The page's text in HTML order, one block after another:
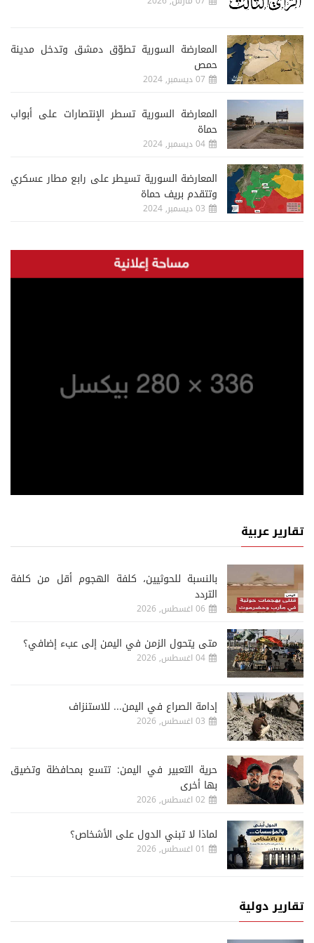
المعارضة السورية تطوّق دمشق وتدخل مدينة
حمص
07 ديسمبر, 2024
المعارضة السورية تسطر الإنتصارات على أبواب
حماة
04 ديسمبر, 2024
المعارضة السورية تسيطر على رابع مطار عسكري
وتتقدم بريف حماة
03 ديسمبر, 2024
تقارير عربية
‏بالنسبة للحوثيين، كلفة الهجوم أقل من كلفة
التردد
06 اغسطس, 2026
متى يتحول الزمن في اليمن إلى عبء إضافي؟
04 اغسطس, 2026
إدامة الصراع في اليمن... للاستنزاف
03 اغسطس, 2026
حرية التعبير في اليمن: تتسع بمحافظة وتضيق
بها أخرى
02 اغسطس, 2026
لماذا لا تبني الدول على الأشخاص؟
01 اغسطس, 2026
تقارير دولية